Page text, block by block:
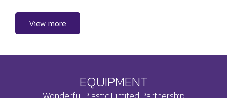
View more
EQUIPMENT